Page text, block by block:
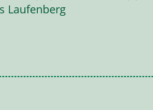
Laufenberg